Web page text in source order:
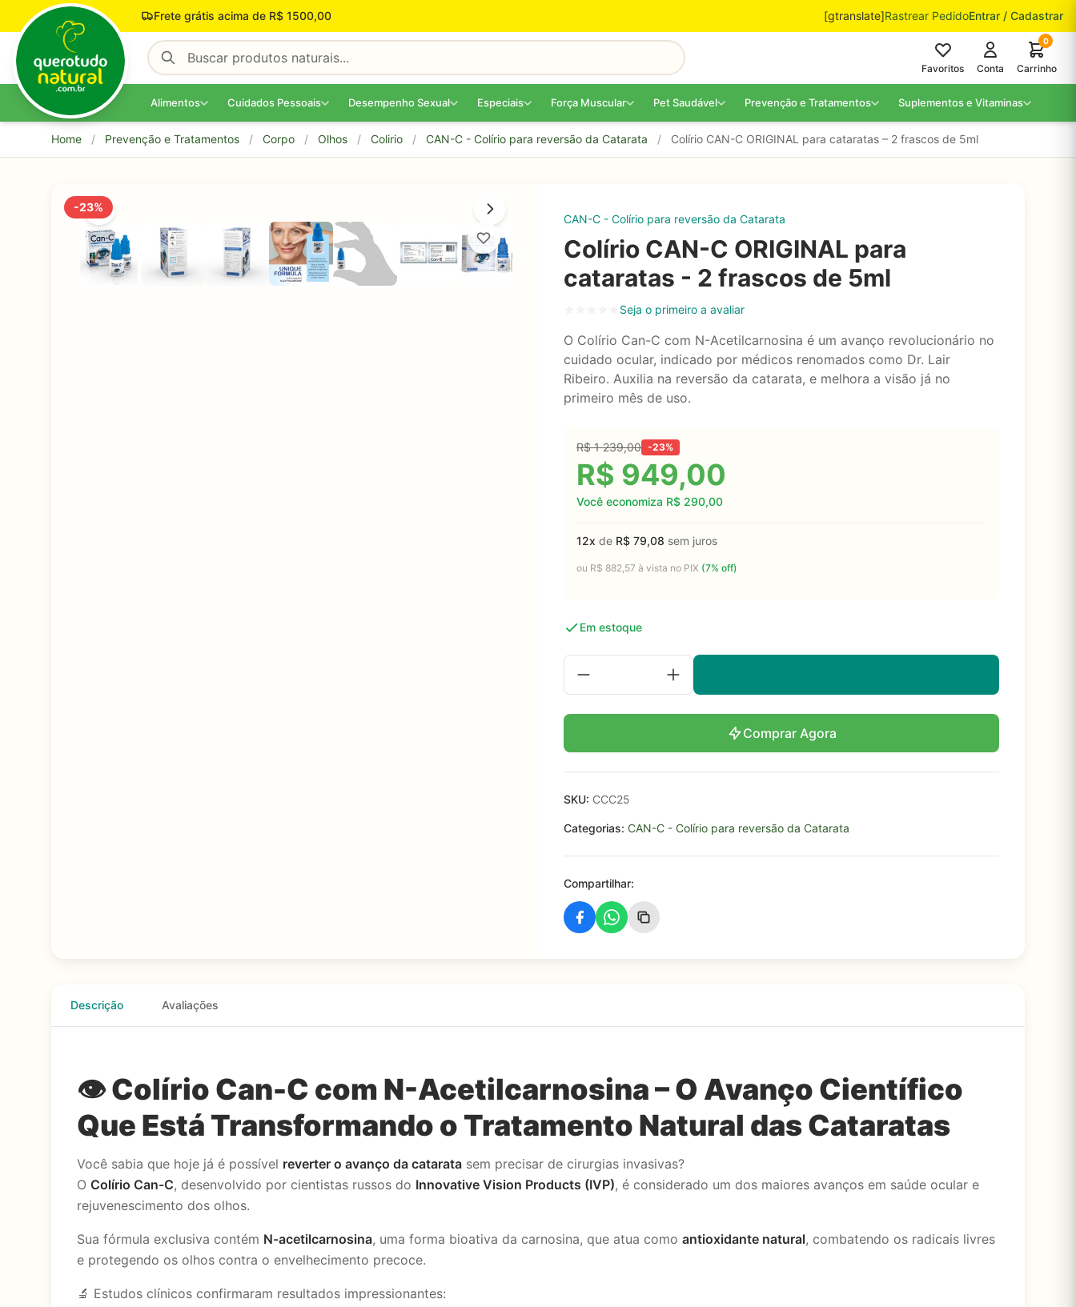
Pular para o conteúdo Frete grátis acima de R$ 1500,00 [gtranslate]Rastrear PedidoEntrar / Cadastrar
Favoritos Conta
0
Carrinho
Alimentos Cuidados Pessoais Desempenho Sexual Especiais Força Muscular Pet Saudável Prevenção e Tratamentos Suplementos e Vitaminas
Home / Prevenção e Tratamentos / Corpo / Olhos / Colirio / CAN-C - Colírio para reversão da Catarata / Colírio CAN-C ORIGINAL para cataratas – 2 frascos de 5ml
-23%
CAN-C - Colírio para reversão da Catarata
Colírio CAN-C ORIGINAL para
cataratas - 2 frascos de 5ml
Seja o primeiro a avaliar
O Colírio Can-C com N-Acetilcarnosina é um avanço revolucionário no
cuidado ocular, indicado por médicos renomados como Dr. Lair
Ribeiro. Auxilia na reversão da catarata, e melhora a visão já no
primeiro mês de uso.
R$1 239,00 -23%
R$ 949,00
Você economiza R$ 290,00
12x de R$ 79,08 sem juros
ou R$ 882,57 à vista no PIX (7% off)
Em estoque
Comprar Agora
SKU: CCC25
Categorias: CAN-C - Colírio para reversão da Catarata
Compartilhar:
Descrição Avaliações
👁️Colírio Can-C com N-Acetilcarnosina – O Avanço Científico
Que Está Transformando o Tratamento Natural das Cataratas
Você sabia que hoje já é possível reverter o avanço da catarata sem precisar de cirurgias invasivas?
O Colírio Can-C, desenvolvido por cientistas russos do Innovative Vision Products (IVP), é considerado um dos maiores avanços em saúde ocular e
rejuvenescimento dos olhos.
Sua fórmula exclusiva contém N-acetilcarnosina, uma forma bioativa da carnosina, que atua como antioxidante natural, combatendo os radicais livres
e protegendo os olhos contra o envelhecimento precoce.
🔬 Estudos clínicos confirmaram resultados impressionantes: